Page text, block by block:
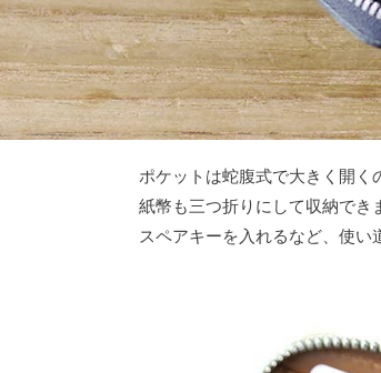
ポケットは蛇腹式で大きく開く
紙幣も三つ折りにして収納でき
スペアキーを入れるなど、使